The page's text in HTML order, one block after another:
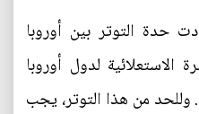
حدة التوتر بين أوروبا
الاستعلائية لدول أوروبا
وللحد من هذا التوتر، يجب